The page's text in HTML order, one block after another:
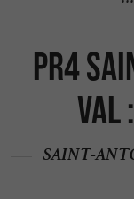
PR4
Val
SAINT-